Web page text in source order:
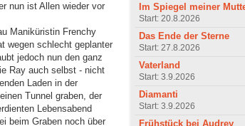
nun ist Allen wieder vor
Maniküristin Frenchy
wegen schlecht geplanter
jedoch nun den ganz
Ray auch selbst - nicht
Laden in der
Tunnel graben, der
Lebensabend
beim Graben noch über
Im Spiegel meiner
Start: 20.8.2026
Das Ende der Sterne
Start: 27.8.2026
Vaterland
Start: 3.9.2026
Diamanti
Start: 3.9.2026
Frühstück bei Audrey